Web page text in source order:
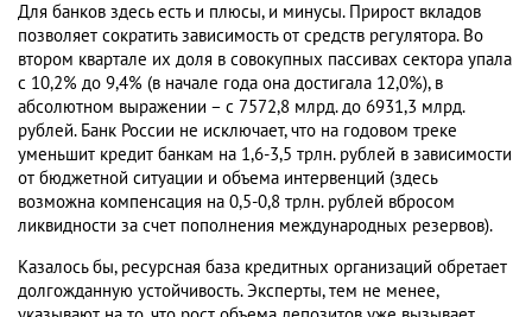
Для банков здесь есть и плюсы, и минусы. Прирост вкладов
позволяет сократить зависимость от средств регулятора. Во
втором квартале их доля в совокупных пассивах сектора упала
с 10,2% до 9,4% (в начале года она достигала 12,0%), в
абсолютном выражении – с 7572,8 млрд. до 6931,3 млрд.
рублей. Банк России не исключает, что на годовом треке
уменьшит кредит банкам на 1,6-3,5 трлн. рублей в зависимости
от бюджетной ситуации и объема интервенций (здесь
возможна компенсация на 0,5-0,8 трлн. рублей вбросом
ликвидности за счет пополнения международных резервов).
Казалось бы, ресурсная база кредитных организаций обретает
долгожданную устойчивость. Эксперты, тем не менее,